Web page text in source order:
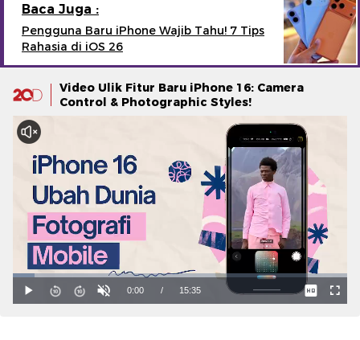
Baca Juga :
Pengguna Baru iPhone Wajib Tahu! 7 Tips
Rahasia di iOS 26
Video Ulik Fitur Baru iPhone 16: Camera
Control & Photographic Styles!